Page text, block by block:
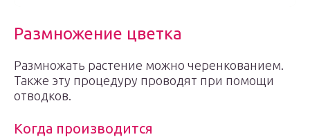
Размножение цветка
Размножать растение можно черенкованием.
Также эту процедуру проводят при помощи
отводков.
Когда производится